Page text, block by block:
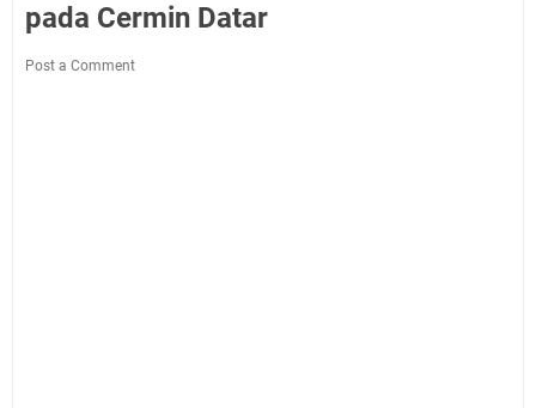
pada Cermin Datar
Post a Comment